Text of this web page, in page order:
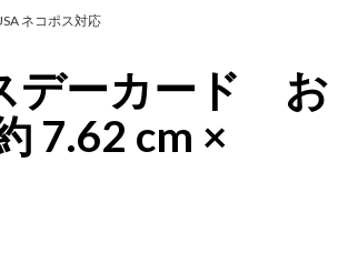
ネコポス対応
デーカード お
7.62 cm ×